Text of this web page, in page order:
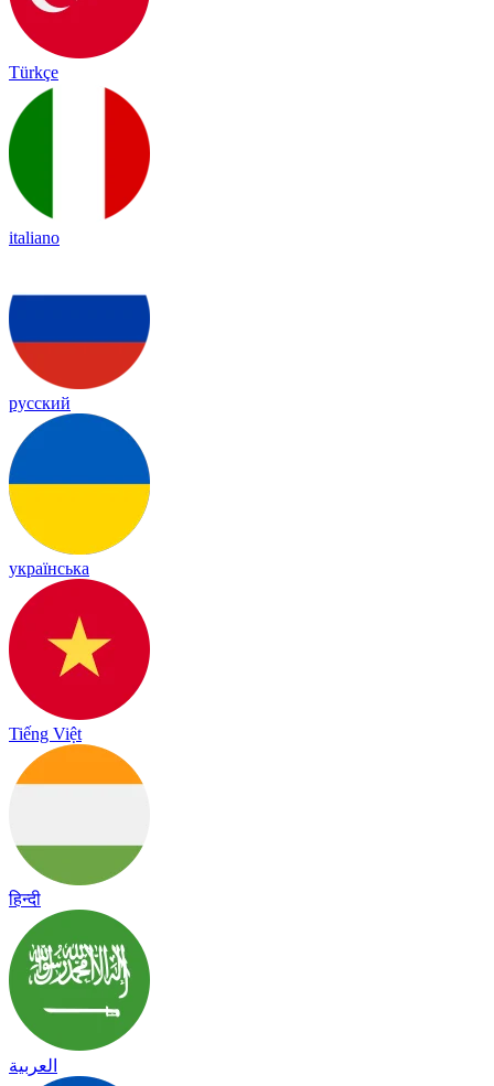
Türkçe
italiano
русский
українська
Tiếng Việt
हिन्दी
العربية